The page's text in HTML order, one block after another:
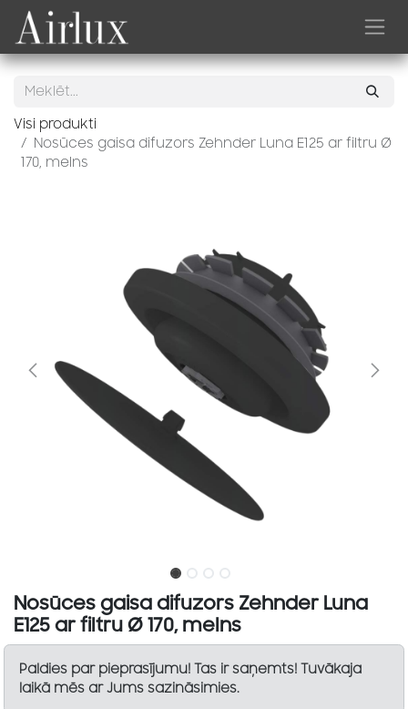
Skip to Content
Visi produkti
Nosūces gaisa difuzors Zehnder Luna E125 ar filtru Ø
170, melns
Nosūces gaisa difuzors Zehnder Luna
E125 ar filtru Ø 170, melns
Paldies par pieprasījumu! Tas ir saņemts! Tuvākaja
laikā mēs ar Jums sazināsimies.